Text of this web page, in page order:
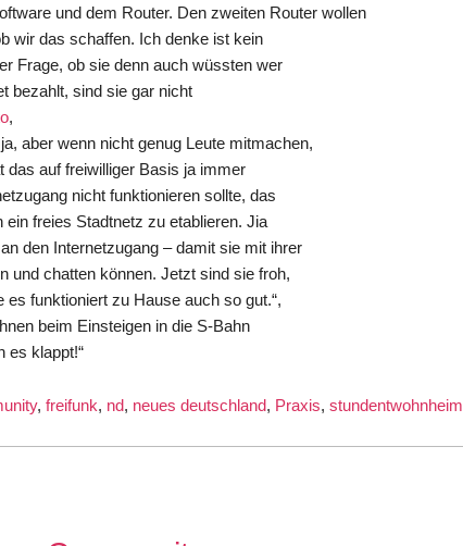
und dem Router. Den zweiten Router wollen
wir das schaffen. Ich denke ist kein
Frage, ob sie denn auch wüssten wer
bezahlt, sind sie gar nicht
,
aber wenn nicht genug Leute mitmachen,
auf freiwilliger Basis ja immer
nicht funktionieren sollte, das
freies Stadtnetz zu etablieren. Jia
den Internetzugang – damit sie mit ihrer
und chatten können. Jetzt sind sie froh,
funktioniert zu Hause auch so gut.“,
beim Einsteigen in die S-Bahn
es klappt!“
, freifunk, nd, neues deutschland, Praxis, stundentwohnheim